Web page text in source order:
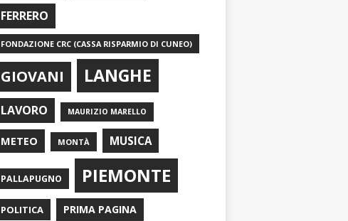
FERRERO
FONDAZIONE CRC (CASSA RISPARMIO DI CUNEO)
GIOVANI LANGHE
LAVORO MAURIZIO MARELLO
METEO MONTÀ MUSICA
PALLAPUGNO PIEMONTE
POLITICA PRIMA PAGINA